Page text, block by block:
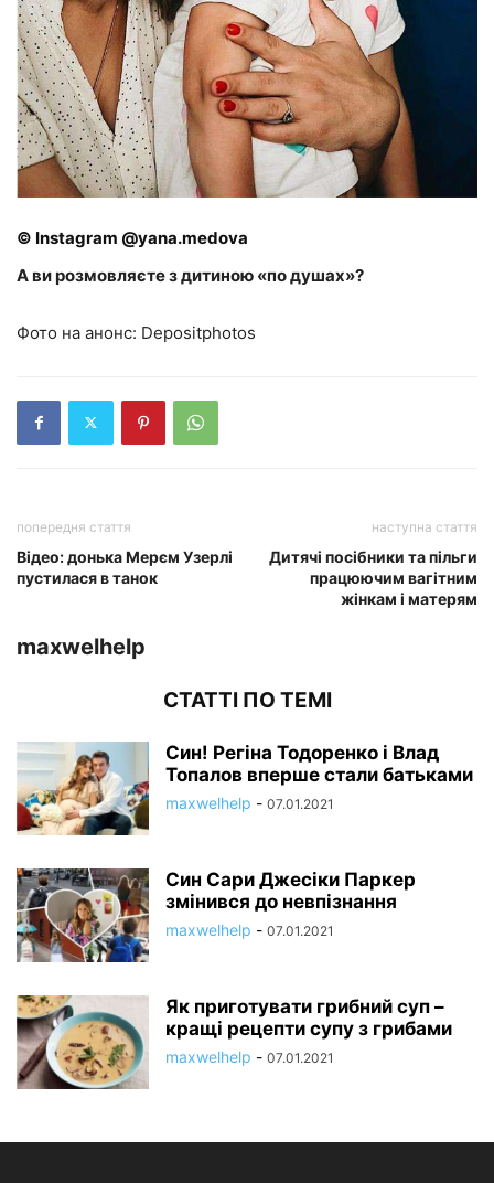
© Instagram @yana.medova
А ви розмовляєте з дитиною «по душах»?
Фото на анонс: Depositphotos
попередня стаття
Відео: донька Мерєм Узерлі
пустилася в танок
наступна стаття
Дитячі посібники та пільги
працюючим вагітним
жінкам і матерям
maxwelhelp
СТАТТІ ПО ТЕМІ
Син! Регіна Тодоренко і Влад
Топалов вперше стали батьками
maxwelhelp - 07.01.2021
Син Сари Джесіки Паркер
змінився до невпізнання
maxwelhelp - 07.01.2021
Як приготувати грибний суп –
кращі рецепти супу з грибами
maxwelhelp - 07.01.2021